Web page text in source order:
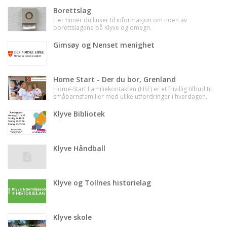
Borettslag
Her finner du linker til informasjon om noen av
borettslagene på Klyve og omegn.
Gimsøy og Nenset menighet
Home Start - Der du bor, Grenland
Home-Start Familiekontakten (HSF) er et frivillig tilbud til
småbarnsfamilier med ulike utfordringer i hverdagen.
(frivillige) besøker familier med minst ett barn under
skolealder, ukentlig 2-4 timer over en periode på 3-6
Klyve Bibliotek
Klyve Håndball
Klyve og Tollnes historielag
Klyve skole